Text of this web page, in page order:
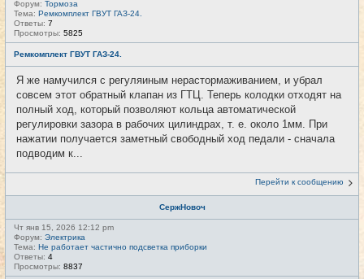
Форум: Тормоза
Тема: Ремкомплект ГВУТ ГАЗ-24.
Ответы: 7
Просмотры: 5825
Ремкомплект ГВУТ ГАЗ-24.
Я же намучился с регуляиным нерастормаживанием, и убрал
совсем этот обратный клапан из ГТЦ. Теперь колодки отходят на
полный ход, который позволяют кольца автоматической
регулировки зазора в рабочих цилиндрах, т. е. около 1мм. При
нажатии получается заметный свободный ход педали - сначала
подводим к...
Перейти к сообщению
СержНовоч
Чт янв 15, 2026 12:12 pm
Форум: Электрика
Тема: Не работает частично подсветка приборки
Ответы: 4
Просмотры: 8837